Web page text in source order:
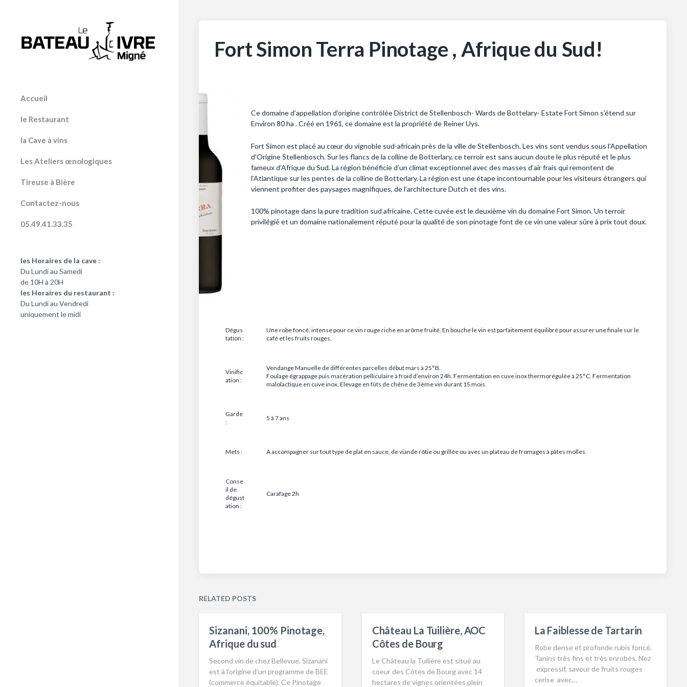
Accueil
le Restaurant
la Cave à vins
Les Ateliers œnologiques
Tireuse à Bière
Contactez-nous
05.49.41.33.35
les Horaires de la cave :
Du Lundi au Samedi
de 10H à 20H
les Horaires du restaurant :
Du Lundi au Vendredi
uniquement le midi
Fort Simon Terra Pinotage , Afrique du Sud!
Ce domaine d’appellation d’origine contrôlée District de Stellenbosch- Wards de Bottelary- Estate Fort Simon s’étend sur
Environ 80 ha . Créé en 1961, ce domaine est la propriété de Reiner Uys.
Fort Simon est placé au cœur du vignoble sud-africain près de la ville de Stellenbosch. Les vins sont vendus sous l’Appellation
d’Origine Stellenbosch. Sur les flancs de la colline de Botterlary, ce terroir est sans aucun doute le plus réputé et le plus
fameux d’Afrique du Sud. La région bénéficie d’un climat exceptionnel avec des masses d’air frais qui remontent de
l’Atlantique sur les pentes de la colline de Botterlary. La région est une étape incontournable pour les visiteurs étrangers qui
viennent profiter des paysages magnifiques, de l’architecture Dutch et des vins.
100% pinotage dans la pure tradition sud africaine. Cette cuvée est le deuxième vin du domaine Fort Simon. Un terroir
privilégié et un domaine nationalement réputé pour la qualité de son pinotage font de ce vin une valeur sûre à prix tout doux.
Dégus
tation :
Une robe foncé, intense pour ce vin rouge riche en arôme fruité. En bouche le vin est parfaitement équilibré pour assurer une finale sur le
café et les fruits rouges.
Vinific
ation :
Vendange Manuelle de différentes parcelles début mars à 25°B.
Foulage égrappage puis macération pelliculaire à froid d’environ 24h. Fermentation en cuve inox thermorégulée à 25°C. Fermentation
malolactique en cuve inox. Elevage en fûts de chêne de 3ème vin durant 15 mois.
Garde
:
5 à 7 ans
Mets : A accompagner sur tout type de plat en sauce, de viande rôtie ou grillée ou avec un plateau de fromages à pâtes molles.
Conse
il de
dégust
ation :
Carafage 2h
RELATED POSTS
Sizanani, 100% Pinotage,
Afrique du sud
Second vin de chez Bellevue, Sizanani
est à l’origine d’un programme de BEE
(commerce équitable). Ce Pinotage
Château La Tuilière, AOC
Côtes de Bourg
Le Château la Tuilière est situé au
coeur des Côtes de Bourg avec 14
hectares de vignes orientées plein
La Faiblesse de Tartarin
Robe dense et profonde rubis foncé.
Tanins très fins et très enrobés. Nez
expressif, saveur de fruits rouges
cerise avec…